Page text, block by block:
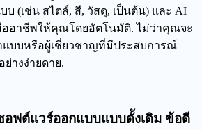
บ (เช่น สไตล์, สี, วัสดุ, เป็นต้น) และ AI
ออาชีพให้คุณโดยอัตโนมัติ. ไม่ว่าคุณจะ
แบบหรือผู้เชี่ยวชาญที่มีประสบการณ์
างง่ายดาย.
อฟต์แวร์ออกแบบแบบดั้งเดิม ข้อดี